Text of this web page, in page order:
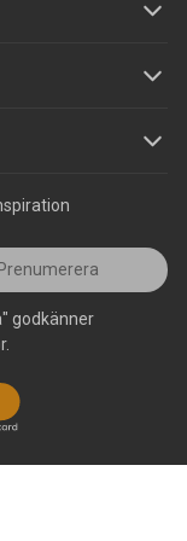
Prenumerera
godkänner